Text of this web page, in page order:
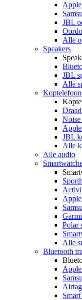
JBL
Alle
Speakers
JBL
Alle
JBL
Alle
Alle audio
Polar
Alle
Bluetooth